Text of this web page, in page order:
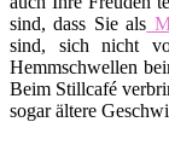
sind, dass Sie als
sind, sich nicht
Hemmschwellen
Beim Stillcafé
sogar ältere